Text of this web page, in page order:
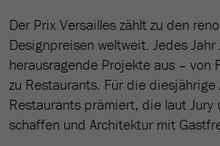
Der Prix Versailles zählt zu den
Designpreisen weltweit. Jedes
herausragende Projekte aus – von
zu Restaurants. Für die
Restaurants prämiert, die laut Jury
schaffen und Architektur mit